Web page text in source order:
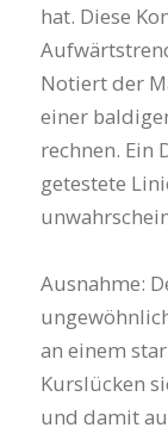
hat. Diese
Notiert der
einer
rechnen. Ein
getestete
Ausnahme:
an einem
Kurslücken
und damit